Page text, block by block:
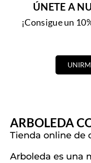
ÚNETE A
¡Consigue un
ARBOLEDA
Tienda online de
Arboleda es una